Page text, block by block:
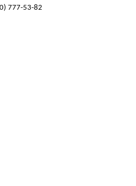
777-53-82